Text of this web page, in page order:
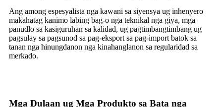
Ang among espesyalista nga kawani sa siyensya ug inhenyero
makahatag kanimo labing bag-o nga teknikal nga giya, mga
panudlo sa kasiguruhan sa kalidad, ug pagtimbangtimbang ug
pagsulay sa pagsunod sa pag-eksport sa pag-import batok sa
tanan nga hinungdanon nga kinahanglanon sa regularidad sa
merkado.
Mga Dulaan ug Mga Produkto sa Bata nga